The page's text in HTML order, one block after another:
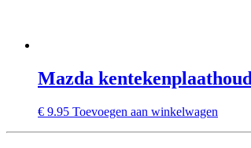
Mazda
€ 9.95 Toevoegen aan winkelwagen